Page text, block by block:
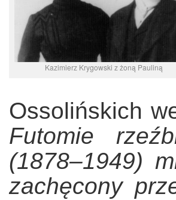
Kazimierz Krygowski z żoną Pauliną
Ossolińskich
Futomie
(1878–1949)
zachęcony